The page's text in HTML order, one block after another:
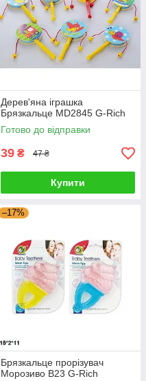
Дерев'яна іграшка
Брязкальце MD2845 G-Rich
Готово до відправки
39 ₴ 47 ₴
Купити
–17%
Брязкальце прорізувач
Морозиво B23 G-Rich